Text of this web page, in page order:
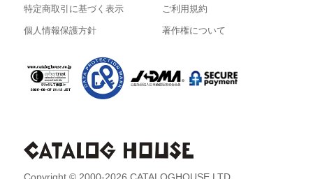
特定商取引に基づく表示 ご利用規約
個人情報保護方針 著作権について